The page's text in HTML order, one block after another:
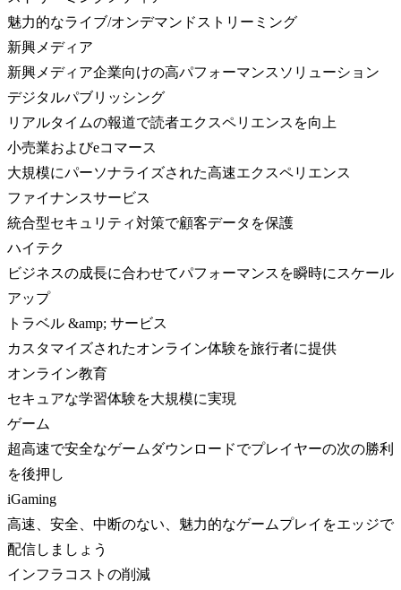
魅力的なライブ/オンデマンドストリーミング
新興メディア
新興メディア企業向けの高パフォーマンスソリューション
デジタルパブリッシング
リアルタイムの報道で読者エクスペリエンスを向上
小売業およびeコマース
大規模にパーソナライズされた高速エクスペリエンス
ファイナンスサービス
統合型セキュリティ対策で顧客データを保護
ハイテク
ビジネスの成長に合わせてパフォーマンスを瞬時にスケール
アップ
トラベル &amp; サービス
カスタマイズされたオンライン体験を旅行者に提供
オンライン教育
セキュアな学習体験を大規模に実現
ゲーム
超高速で安全なゲームダウンロードでプレイヤーの次の勝利
を後押し
iGaming
高速、安全、中断のない、魅力的なゲームプレイをエッジで
配信しましょう
インフラコストの削減